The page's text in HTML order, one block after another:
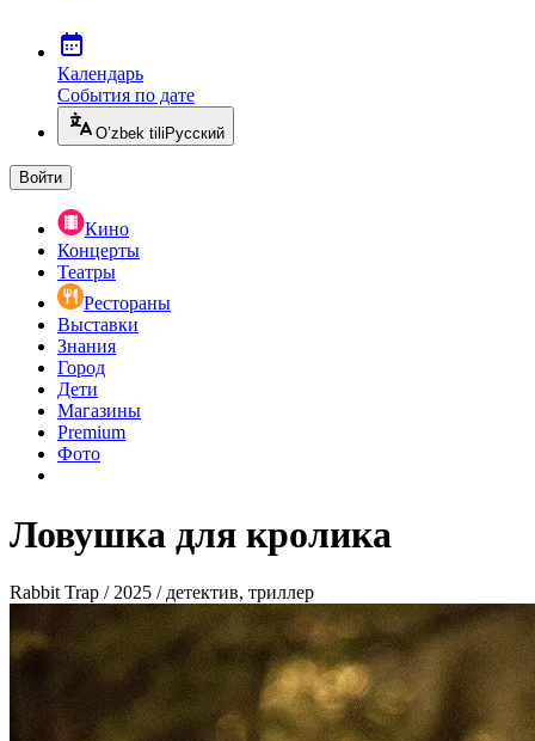
Календарь
События по дате
O’zbek tili Русский
Войти
Кино
Концерты
Театры
Рестораны
Выставки
Знания
Город
Дети
Магазины
Premium
Фото
Ловушка для кролика
Rabbit Trap / 2025 / детектив, триллер